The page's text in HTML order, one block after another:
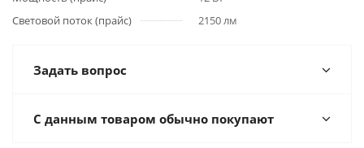
Световой поток (прайс)
2150 лм
Задать вопрос
С данным товаром обычно покупают